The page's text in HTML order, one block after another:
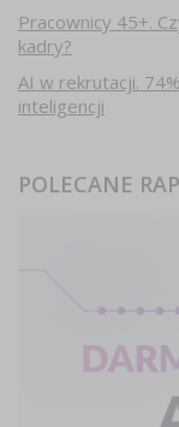
Pracownicy 45+.
kadry?
AI w rekrutacji.
inteligencji
POLECANE